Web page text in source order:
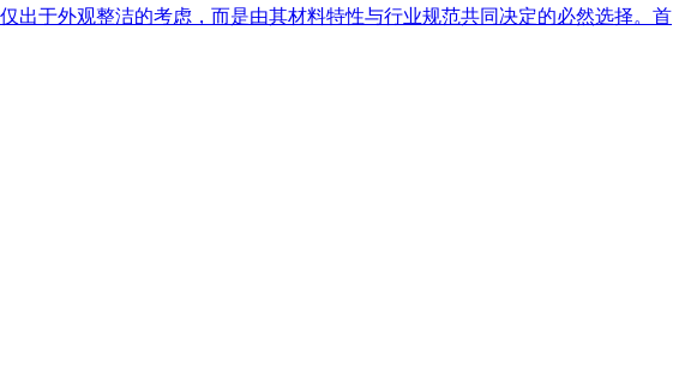
出于外观整洁的考虑，而是由其材料特性与行业规范共同决定的必然选择。首